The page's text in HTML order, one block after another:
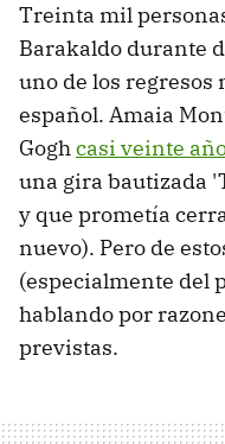
Treinta mil
Barakaldo durante
uno de los regresos
español. Amaia
Goghcasi veinte
una gira bautizada
y que prometía
nuevo). Pero de
(especialmente del
hablando por
previstas.